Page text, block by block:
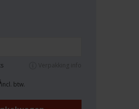
Verpakking info
incl. btw.